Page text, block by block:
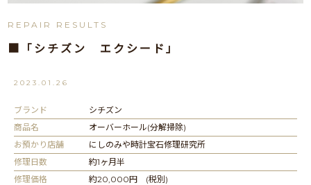
REPAIR RESULTS
■「シチズン エクシード」
2023.01.26
ブランド
シチズン
商品名
オーバーホール(分解掃除)
お預かり店舗
にしのみや時計宝石修理研究所
修理日数
約1ヶ月半
修理価格
約20,000円 (税別)